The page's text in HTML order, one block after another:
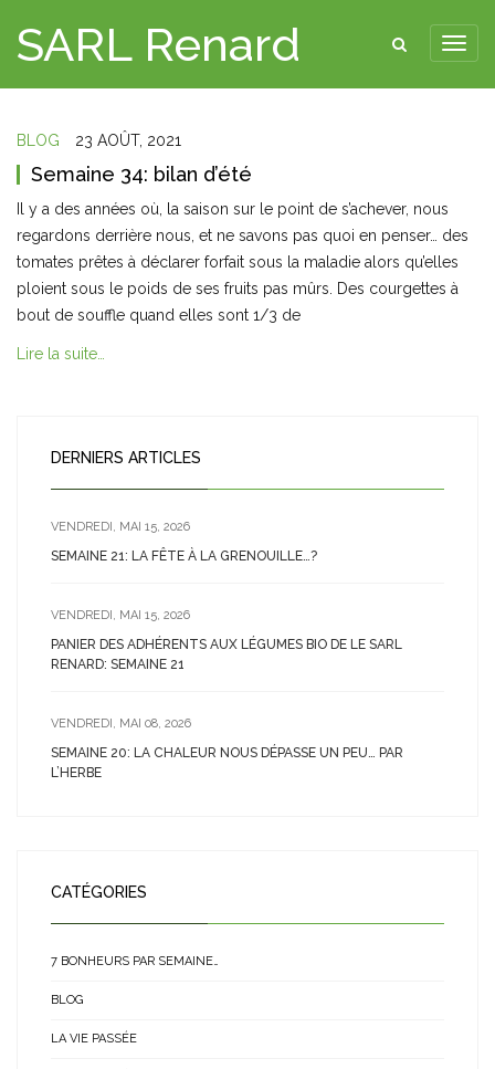
SARL Renard
BLOG 23 AOÛT, 2021
Semaine 34: bilan d’été
Il y a des années où, la saison sur le point de s’achever, nous
regardons derrière nous, et ne savons pas quoi en penser… des
tomates prêtes à déclarer forfait sous la maladie alors qu’elles
ploient sous le poids de ses fruits pas mûrs. Des courgettes à
bout de souffle quand elles sont 1/3 de
Lire la suite…
DERNIERS ARTICLES
VENDREDI, MAI 15, 2026
SEMAINE 21: LA FÊTE À LA GRENOUILLE…?
VENDREDI, MAI 15, 2026
PANIER DES ADHÉRENTS AUX LÉGUMES BIO DE LE SARL
RENARD: SEMAINE 21
VENDREDI, MAI 08, 2026
SEMAINE 20: LA CHALEUR NOUS DÉPASSE UN PEU… PAR
L’HERBE
CATÉGORIES
7 BONHEURS PAR SEMAINE…
BLOG
LA VIE PASSÉE